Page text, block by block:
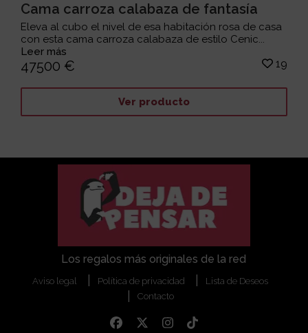
Cama carroza calabaza de fantasía
Eleva al cubo el nivel de esa habitación rosa de casa
con esta cama carroza calabaza de estilo Cenic...
Leer más
47500 € 19
Ver producto
Los regalos más originales de la red
Aviso legal Política de privacidad
Lista de Deseos
Contacto